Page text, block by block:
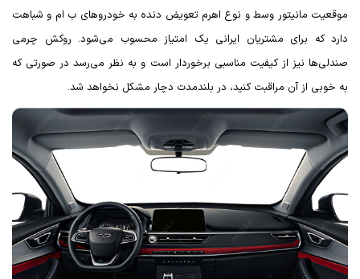
موقعیت مانیتور وسط و نوع اهرم تعویض دنده به خودروهای ب ام و شباهت
دارد که برای مشتریان ایرانی یک امتیاز محسوب می‌شود. روکش چرمی
صندلی‌ها نیز از کیفیت مناسبی برخوردار است و به نظر می‌رسد در صورتی که
به خوبی از آن مراقبت کنید، در بلندمدت دچار مشکل نخواهد شد.